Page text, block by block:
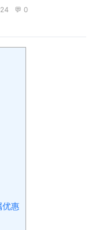
💬 0
优惠